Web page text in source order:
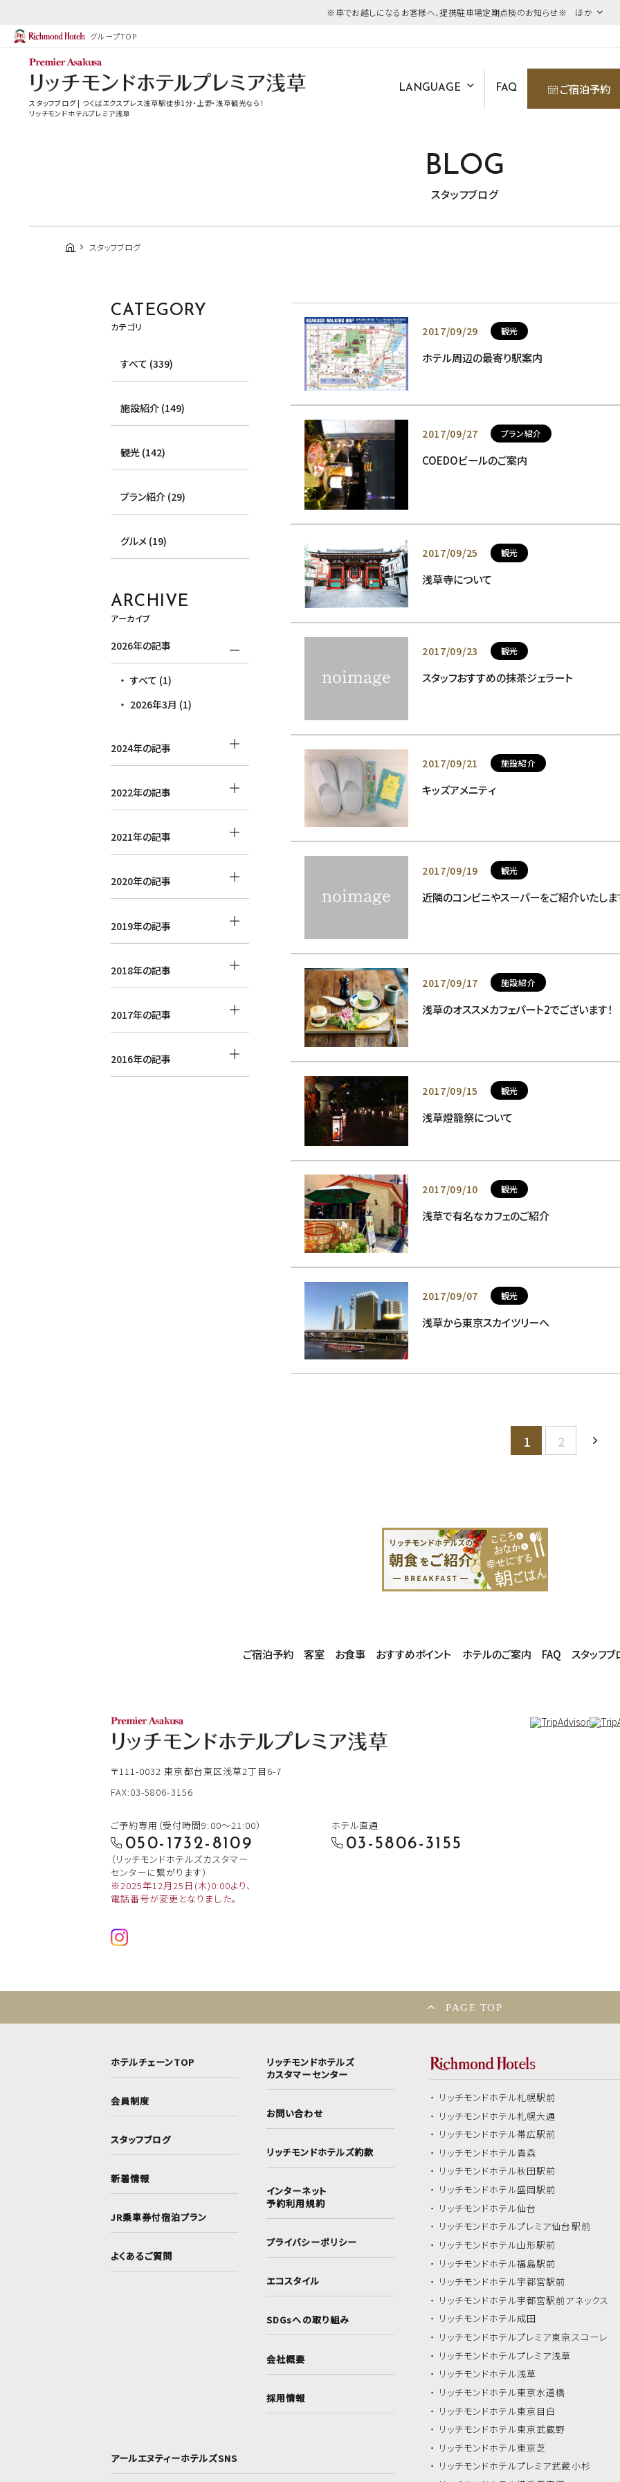
※車でお越しになるお客様へ、提携駐車場定期点検のお知らせ※ ほか
グループTOP
スタッフブログ | つくばエクスプレス浅草駅徒歩1分・上野・浅草観光なら！
リッチモンドホテルプレミア浅草
LANGUAGE FAQ ご宿泊予約
BLOG
スタッフブログ
スタッフブログ
2017/09/29 観光
ホテル周辺の最寄り駅案内
2017/09/27 プラン紹介
COEDOビールのご案内
2017/09/25 観光
浅草寺について
2017/09/23 観光
スタッフおすすめの抹茶ジェラート
2017/09/21 施設紹介
キッズアメニティ
2017/09/19 観光
近隣のコンビニやスーパーをご紹介いたしま
2017/09/17 施設紹介
浅草のオススメカフェパート2でございます！
2017/09/15 観光
浅草燈籠祭について
2017/09/10 観光
浅草で有名なカフェのご紹介
2017/09/07 観光
浅草から東京スカイツリーへ
1 2
CATEGORY
カテゴリ
すべて (339)
施設紹介 (149)
観光 (142)
プラン紹介 (29)
グルメ (19)
ARCHIVE
アーカイブ
2026年の記事
すべて (1)
2026年3月 (1)
2024年の記事
2022年の記事
2021年の記事
2020年の記事
2019年の記事
2018年の記事
2017年の記事
2016年の記事
ご宿泊予約 客室 お食事 おすすめポイント ホテルのご案内 FAQ スタッフブ
〒111-0032 東京都台東区浅草2丁目6-7
FAX:03-5806-3156
ご予約専用（受付時間9:00～21:00）
050-1732-8109
（リッチモンドホテルズカスタマー
センターに繋がります）
※2025年12月25日(木)0:00より、
電話番号が変更となりました。
ホテル直通
03-5806-3155
PAGE TOP
ホテルチェーンTOP
会員制度
スタッフブログ
新着情報
JR乗車券付宿泊プラン
よくあるご質問
リッチモンドホテルズ
カスタマーセンター
お問い合わせ
リッチモンドホテルズ約款
インターネット
予約利用規約
プライバシーポリシー
エコスタイル
SDGsへの取り組み
会社概要
採用情報
アールエヌティーホテルズSNS
リッチモンドホテル札幌駅前
リッチモンドホテル札幌大通
リッチモンドホテル帯広駅前
リッチモンドホテル青森
リッチモンドホテル秋田駅前
リッチモンドホテル盛岡駅前
リッチモンドホテル仙台
リッチモンドホテルプレミア仙台駅前
リッチモンドホテル山形駅前
リッチモンドホテル福島駅前
リッチモンドホテル宇都宮駅前
リッチモンドホテル宇都宮駅前アネックス
リッチモンドホテル成田
リッチモンドホテルプレミア東京スコーレ
リッチモンドホテルプレミア浅草
リッチモンドホテル浅草
リッチモンドホテル東京水道橋
リッチモンドホテル東京目白
リッチモンドホテル東京武蔵野
リッチモンドホテル東京芝
リッチモンドホテルプレミア武蔵小杉